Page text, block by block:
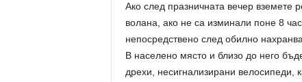
Ако след празничната вечер вземете
волана, ако не са изминали поне 8
непосредствено след обилно
В населено място и близо до него
дрехи, несигнализирани велосипеди,